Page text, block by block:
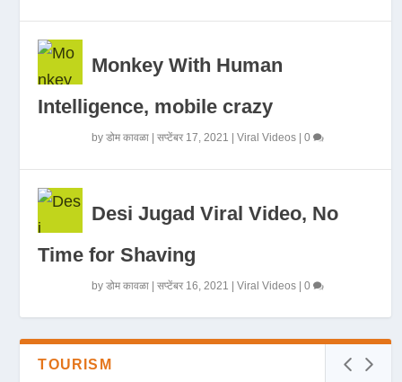
Monkey With Human
Intelligence, mobile crazy
byडोम कावळा |सप्टेंबर 17, 2021 |Viral Videos |0
Desi Jugad Viral Video, No
Time for Shaving
byडोम कावळा |सप्टेंबर 16, 2021 |Viral Videos |0
TOURISM